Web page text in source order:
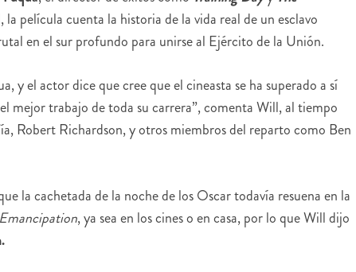
película cuenta la historia de la vida real de un esclavo
en el sur profundo para unirse al Ejército de la Unión.
y el actor dice que cree que el cineasta se ha superado a sí
mejor trabajo de toda su carrera”, comenta Will, al tiempo
Robert Richardson, y otros miembros del reparto como Ben
la cachetada de la noche de los Oscar todavía resuena en la
Emancipation, ya sea en los cines o en casa, por lo que Will dijo